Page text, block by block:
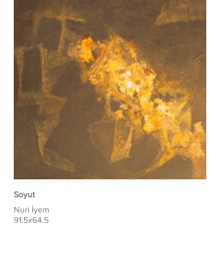
Soyut
Nuri İyem
91.5x64.5